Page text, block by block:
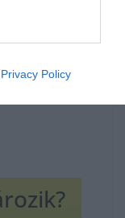
Privacy Policy